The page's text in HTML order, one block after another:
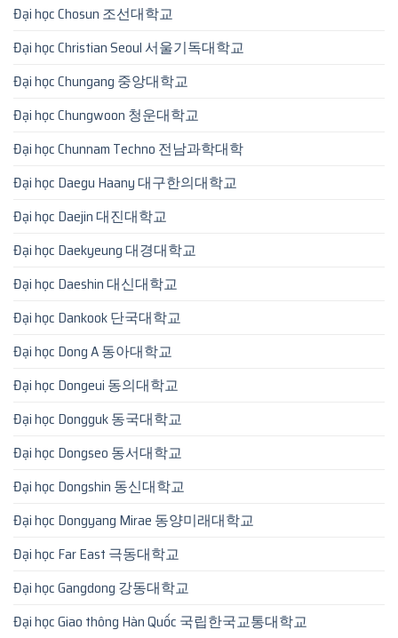
Đại học Chosun 조선대학교
Đại học Christian Seoul 서울기독대학교
Đại học Chungang 중앙대학교
Đại học Chungwoon 청운대학교
Đại học Chunnam Techno 전남과학대학
Đại học Daegu Haany 대구한의대학교
Đại học Daejin 대진대학교
Đại học Daekyeung 대경대학교
Đại học Daeshin 대신대학교
Đại học Dankook 단국대학교
Đại học Dong A 동아대학교
Đại học Dongeui 동의대학교
Đại học Dongguk 동국대학교
Đại học Dongseo 동서대학교
Đại học Dongshin 동신대학교
Đại học Dongyang Mirae 동양미래대학교
Đại học Far East 극동대학교
Đại học Gangdong 강동대학교
Đại học Giao thông Hàn Quốc 국립한국교통대학교